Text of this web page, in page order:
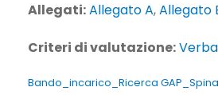
Allegati:Allegato A,Allegato
Criteri di valutazione:
Bando_incarico_Ricerca GAP_Spina